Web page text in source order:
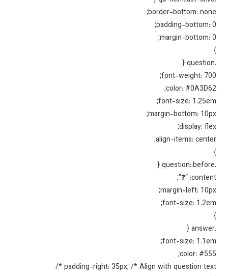
border-bottom:
padding-bottom:
margin-bottom:
font-weight:
color:
font-size:
margin-bottom:
display:
align-items:
content:
margin-left:
font-size:
font-size:
color:
padding-right: 35px; /* Align with question text